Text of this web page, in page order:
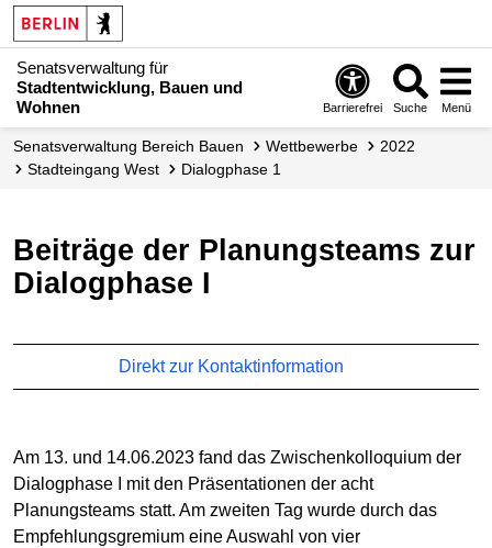
Senatsverwaltung für
Stadtentwicklung, Bauen und
Wohnen
Barrierefrei Suche Menü
Senats­verwaltung Bereich Bauen Wettbewerbe
2022
Stadteingang West
Dialogphase 1
Beiträge der Planungsteams zur
Dialogphase I
Direkt zur Kontaktinformation
Am 13. und 14.06.2023 fand das Zwischenkolloquium der
Dialogphase I mit den Präsentationen der acht
Planungsteams statt. Am zweiten Tag wurde durch das
Empfehlungsgremium eine Auswahl von vier